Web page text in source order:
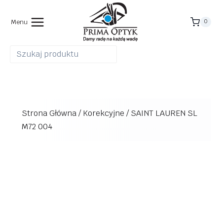
Menu 0
Strona Główna/Korekcyjne /SAINT LAUREN SL
M72 004